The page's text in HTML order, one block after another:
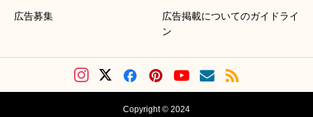
広告募集
広告掲載についてのガイドライ
ン
Copyright © 2024